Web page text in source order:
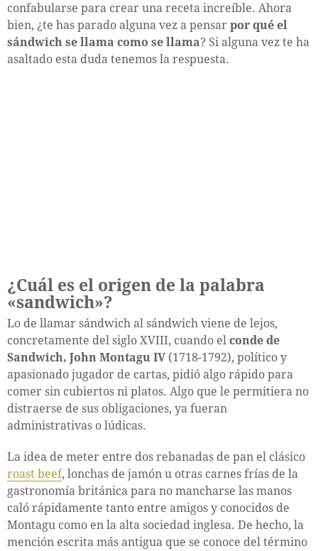
confabularse para crear una receta increíble. Ahora
bien, ¿te has parado alguna vez a pensar por qué el
sándwich se llama como se llama? Si alguna vez te ha
asaltado esta duda tenemos la respuesta.
¿Cuál es el origen de la palabra
«sandwich»?
Lo de llamar sándwich al sándwich viene de lejos,
concretamente del siglo XVIII, cuando el conde de
Sandwich, John Montagu IV (1718-1792), político y
apasionado jugador de cartas, pidió algo rápido para
comer sin cubiertos ni platos. Algo que le permitiera no
distraerse de sus obligaciones, ya fueran
administrativas o lúdicas.
La idea de meter entre dos rebanadas de pan el clásico
roast beef, lonchas de jamón u otras carnes frías de la
gastronomía británica para no mancharse las manos
caló rápidamente tanto entre amigos y conocidos de
Montagu como en la alta sociedad inglesa. De hecho, la
mención escrita más antigua que se conoce del término